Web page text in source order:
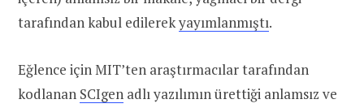
tarafından kabul edilerekyayımlanmıştı.
Eğlence için MIT’ten araştırmacılar tarafından
kodlanan SCIgen adlı yazılımın ürettiği anlamsız ve